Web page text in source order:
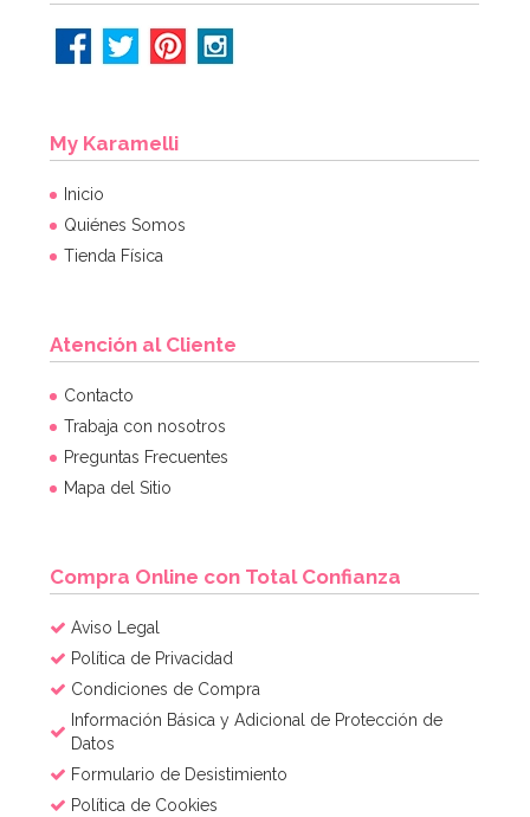
Piñata Caballo Marrón 42 cm
32,95€
AÑADIR
My Karamelli
Inicio
Quiénes Somos
Tienda Física
Atención al Cliente
Contacto
Trabaja con nosotros
Preguntas Frecuentes
Mapa del Sitio
Compra Online con Total Confianza
Aviso Legal
Política de Privacidad
Condiciones de Compra
Información Básica y Adicional de Protección de
Datos
Formulario de Desistimiento
Política de Cookies